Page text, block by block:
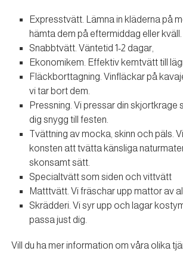
Expresstvätt. Lämna in kläderna på
hämta dem på eftermiddag eller kväll.
Snabbtvätt. Väntetid 1-2 dagar,
Ekonomikem. Effektiv kemtvätt till
Fläckborttagning. Vinfläckar på
vi tar bort dem.
Pressning. Vi pressar din skjortkrage
dig snygg till festen.
Tvättning av mocka, skinn och päls.
konsten att tvätta känsliga
skonsamt sätt.
Specialtvätt som siden och vittvätt
Matttvätt. Vi fräschar upp mattor av
Skrädderi. Vi syr upp och lagar
passa just dig.
Vill du ha mer information om våra olika